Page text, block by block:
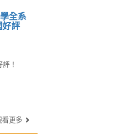
全系
好評
）
！
看更多